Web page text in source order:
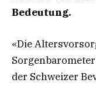
Bedeutung.
«Die
der Schweizer